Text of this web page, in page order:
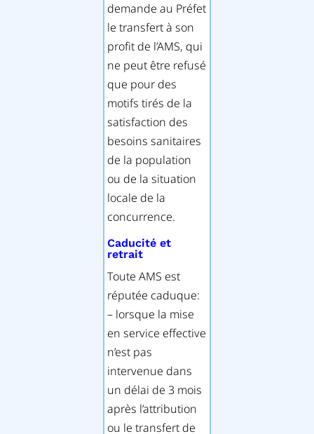
demande au Préfet
le transfert à son
profit de l’AMS, qui
ne peut être refusé
que pour des
motifs tirés de la
satisfaction des
besoins sanitaires
de la population
ou de la situation
locale de la
concurrence.
Caducité et
retrait
Toute AMS est
réputée caduque:
– lorsque la mise
en service effective
n’est pas
intervenue dans
un délai de 3 mois
après l’attribution
ou le transfert de